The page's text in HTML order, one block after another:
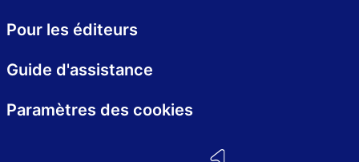
Pour les éditeurs
Guide d'assistance
Paramètres des cookies